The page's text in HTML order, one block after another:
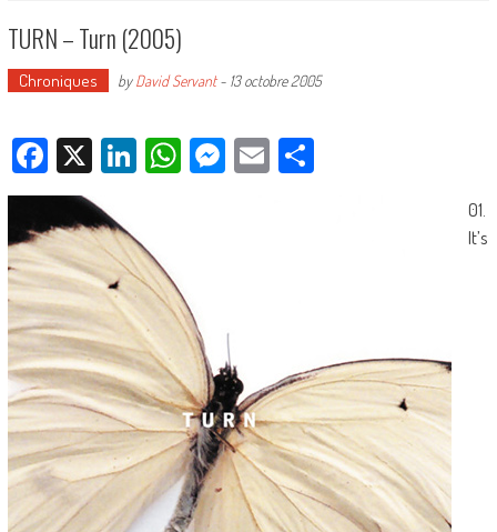
TURN – Turn (2005)
Chroniques byDavid Servant- 13 octobre 2005
Facebook
X LinkedIn
WhatsApp
Messenger
EmailPartager
01.
It’s